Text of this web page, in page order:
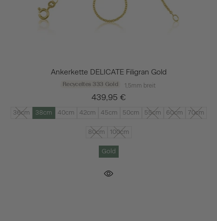
Ankerkette DELICATE Filigran Gold
Recyceltes 333 Gold 1,5mm breit
439,95 €
36cm 38cm 40cm 42cm 45cm 50cm 55cm 60cm 70cm
80cm 100cm
Gold